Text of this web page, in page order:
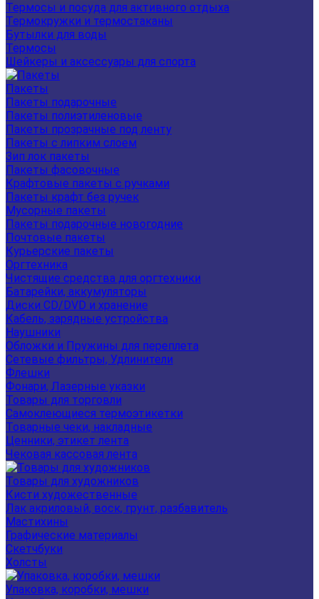
Термосы и посуда для активного отдыха
Термокружки и термостаканы
Бутылки для воды
Термосы
Шейкеры и аксессуары для спорта
Пакеты
Пакеты подарочные
Пакеты полиэтиленовые
Пакеты прозрачные под ленту
Пакеты с липким слоем
Зип лок пакеты
Пакеты фасовочные
Крафтовые пакеты с ручками
Пакеты крафт без ручек
Мусорные пакеты
Пакеты подарочные новогодние
Почтовые пакеты
Курьерские пакеты
Оргтехника
Чистящие средства для оргтехники
Батарейки, аккумуляторы
Диски CD/DVD и хранение
Кабель, зарядные устройства
Наушники
Обложки и Пружины для переплета
Сетевые фильтры, Удлинители
Флешки
Фонари, Лазерные указки
Товары для торговли
Самоклеющиеся термоэтикетки
Товарные чеки, накладные
Ценники, этикет лента
Чековая кассовая лента
Товары для художников
Кисти художественные
Лак акриловый, воск, грунт, разбавитель
Мастихины
Графические материалы
Скетчбуки
Холсты
Упаковка, коробки, мешки